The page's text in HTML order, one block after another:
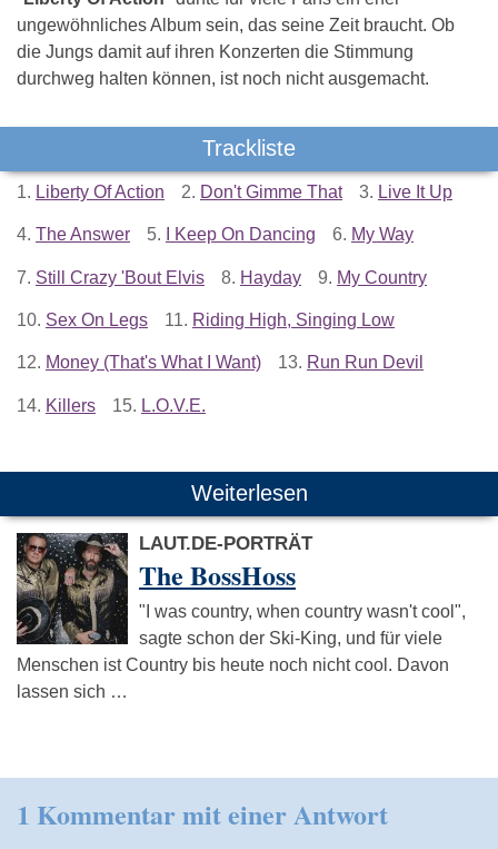
ungewöhnliches Album sein, das seine Zeit braucht. Ob
die Jungs damit auf ihren Konzerten die Stimmung
durchweg halten können, ist noch nicht ausgemacht.
Trackliste
1. Liberty Of Action 2. Don't Gimme That 3. Live It Up
4. The Answer 5. I Keep On Dancing 6. My Way
7. Still Crazy 'Bout Elvis 8. Hayday 9. My Country
10. Sex On Legs 11. Riding High, Singing Low
12. Money (That's What I Want) 13. Run Run Devil
14. Killers 15. L.O.V.E.
Weiterlesen
LAUT.DE-PORTRÄT
The BossHoss
"I was country, when country wasn't cool",
sagte schon der Ski-King, und für viele
Menschen ist Country bis heute noch nicht cool. Davon
lassen sich …
1 Kommentar mit einer Antwort